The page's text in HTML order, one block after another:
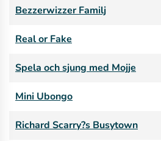
Bezzerwizzer Familj
Real or Fake
Spela och sjung med Mojje
Mini Ubongo
Richard Scarry?s Busytown